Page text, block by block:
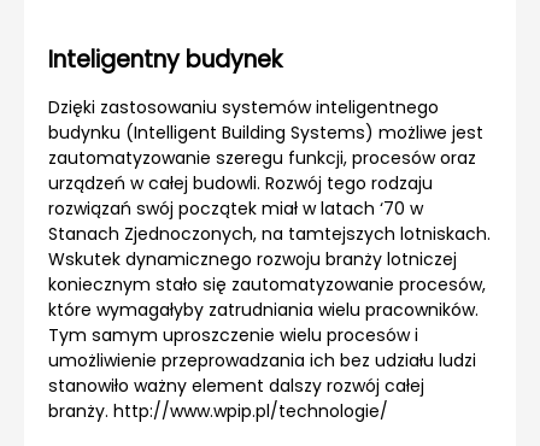
Inteligentny budynek
Dzięki zastosowaniu systemów inteligentnego
budynku (Intelligent Building Systems) możliwe jest
zautomatyzowanie szeregu funkcji, procesów oraz
urządzeń w całej budowli. Rozwój tego rodzaju
rozwiązań swój początek miał w latach ‘70 w
Stanach Zjednoczonych, na tamtejszych lotniskach.
Wskutek dynamicznego rozwoju branży lotniczej
koniecznym stało się zautomatyzowanie procesów,
które wymagałyby zatrudniania wielu pracowników.
Tym samym uproszczenie wielu procesów i
umożliwienie przeprowadzania ich bez udziału ludzi
stanowiło ważny element dalszy rozwój całej
branży. http://www.wpip.pl/technologie/